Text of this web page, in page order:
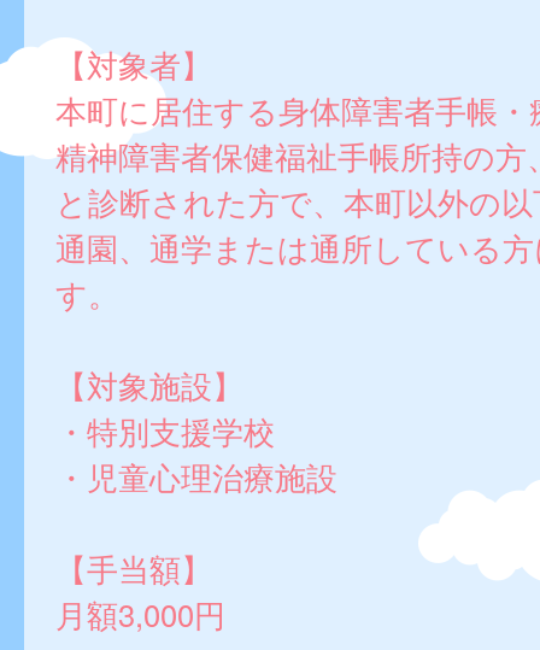
【対象者】
本町に居住する身体障害者手帳・
精神障害者保健福祉手帳所持の方
と診断された方で、本町以外の
通園、通学または通所している
す。
【対象施設】
・特別支援学校
・児童心理治療施設
【手当額】
月額3,000円